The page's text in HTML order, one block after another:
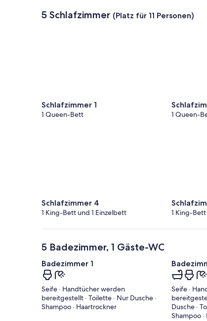
5 Schlafzimmer (Platz für 11 Personen)
Schlafzimmer 1
1 Queen-Bett 1 Queen-
Schlafzimmer 4
1 King-Bett und 1 Einzelbett 1 King-Bett
5 Badezimmer, 1 Gäste-WC
Badezimmer 1
Seife · Handtücher werden
bereitgestellt · Toilette · Nur Dusche ·
Shampoo · Haartrockner
Seife ·
Dusche ·
Shampoo